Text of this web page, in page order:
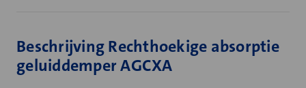
Beschrijving Rechthoekige absorptie
geluiddemper AGCXA